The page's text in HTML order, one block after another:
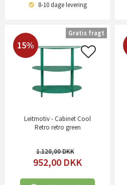
8-10 dagelevering
15%
Leitmotiv - Cabinet Cool
Retro retro green
1.120,00
952,00 DKK
Gratis fragt